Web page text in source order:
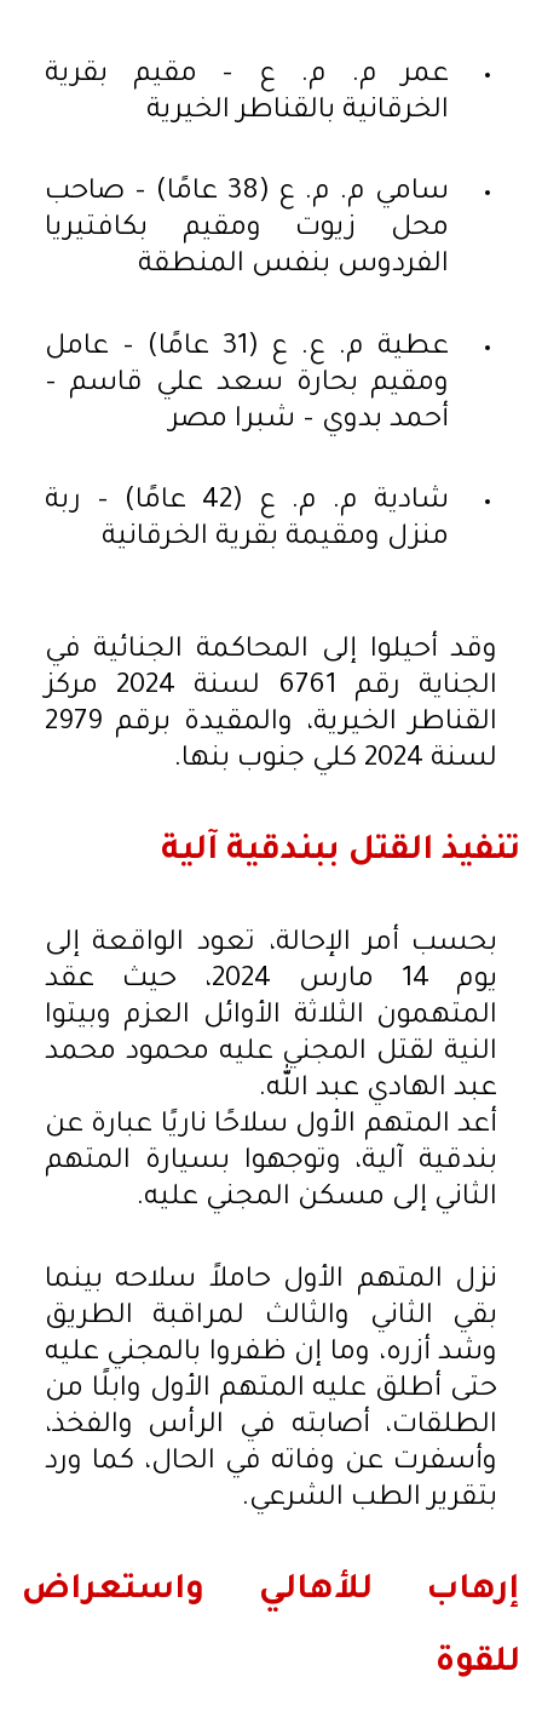
عمر م. م. ع – مقيم بقرية
الخرقانية بالقناطر الخيرية
سامي م. م. ع (38 عامًا) – صاحب
محل زيوت ومقيم بكافتيريا
الفردوس بنفس المنطقة
عطية م. ع. ع (31 عامًا) – عامل
ومقيم بحارة سعد علي قاسم –
أحمد بدوي – شبرا مصر
شادية م. م. ع (42 عامًا) – ربة
منزل ومقيمة بقرية الخرقانية
وقد أحيلوا إلى المحاكمة الجنائية في
الجناية رقم 6761 لسنة 2024 مركز
القناطر الخيرية، والمقيدة برقم 2979
لسنة 2024 كلي جنوب بنها.
تنفيذ القتل ببندقية آلية
بحسب أمر الإحالة، تعود الواقعة إلى
يوم 14 مارس 2024، حيث عقد
المتهمون الثلاثة الأوائل العزم وبيتوا
النية لقتل المجني عليه محمود محمد
عبد الهادي عبد الله.
أعد المتهم الأول سلاحًا ناريًا عبارة عن
بندقية آلية، وتوجهوا بسيارة المتهم
الثاني إلى مسكن المجني عليه.
نزل المتهم الأول حاملاً سلاحه بينما
بقي الثاني والثالث لمراقبة الطريق
وشد أزره، وما إن ظفروا بالمجني عليه
حتى أطلق عليه المتهم الأول وابلًا من
الطلقات، أصابته في الرأس والفخذ،
وأسفرت عن وفاته في الحال، كما ورد
بتقرير الطب الشرعي.
إرهاب للأهالي واستعراض
للقوة